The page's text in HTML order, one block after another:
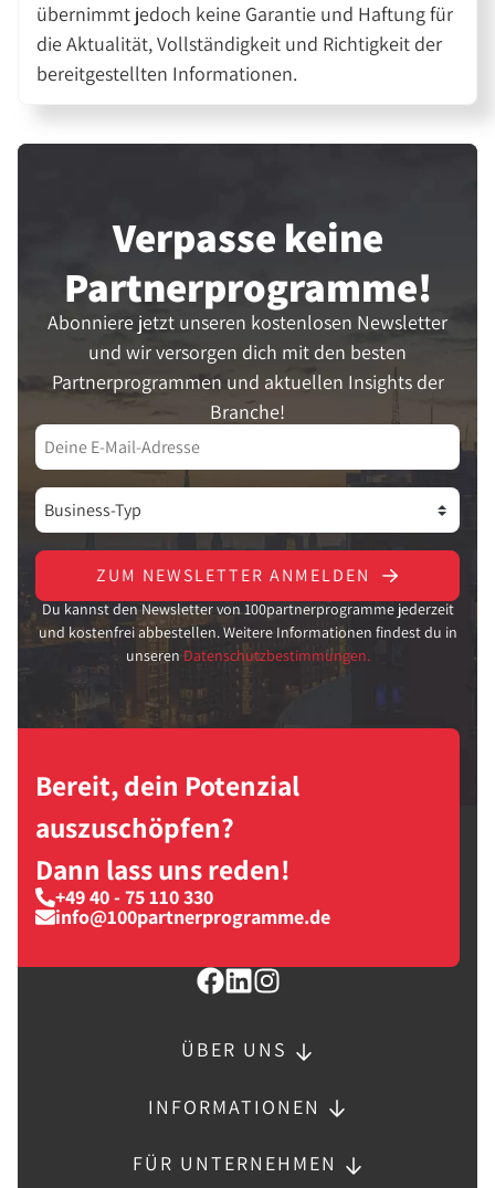
übernimmt jedoch keine Garantie und Haftung für
die Aktualität, Vollständigkeit und Richtigkeit der
bereitgestellten Informationen.
Verpasse keine
Partner­programme!
Abonniere jetzt unseren kostenlosen Newsletter
und wir versorgen dich mit den besten
Partnerprogrammen und aktuellen Insights der
Branche!
ZUM NEWSLETTER ANMELDEN
Du kannst den Newsletter von 100partnerprogramme jederzeit
und kostenfrei abbestellen. Weitere Informationen findest du in
unseren Datenschutzbestimmungen.
Bereit, dein Potenzial
auszuschöpfen?
Dann lass uns reden!
+49 40 - 75 110 330
info@100partnerprogramme.de
ÜBER UNS
INFORMATIONEN
FÜR UNTERNEHMEN